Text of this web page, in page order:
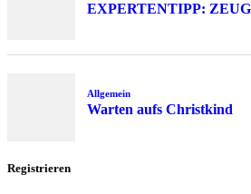
EXPERTENTIPP:
Allgemein
Warten aufs Christkind
Registrieren